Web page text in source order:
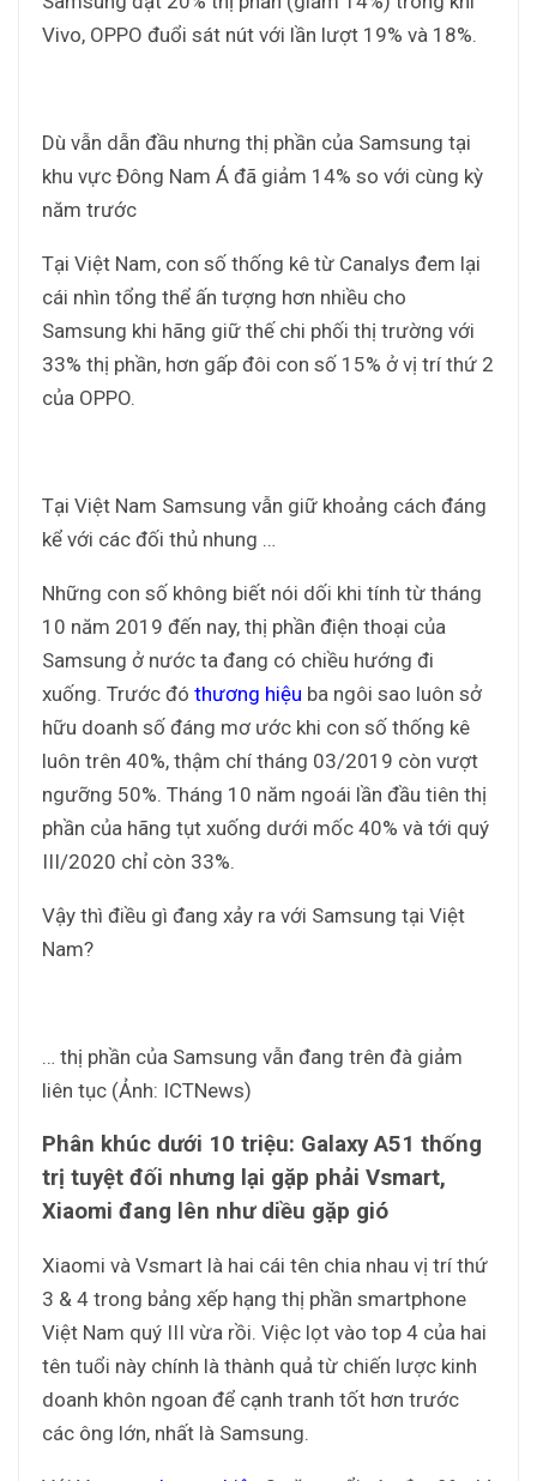
Vivo, OPPO đuổi sát nút với lần lượt 19% và 18%.
Dù vẫn dẫn đầu nhưng thị phần của Samsung tại
khu vực Đông Nam Á đã giảm 14% so với cùng kỳ
năm trước
Tại Việt Nam, con số thống kê từ Canalys đem lại
cái nhìn tổng thể ấn tượng hơn nhiều cho
Samsung khi hãng giữ thế chi phối thị trường với
33% thị phần, hơn gấp đôi con số 15% ở vị trí thứ 2
của OPPO.
Tại Việt Nam Samsung vẫn giữ khoảng cách đáng
kể với các đối thủ nhung …
Những con số không biết nói dối khi tính từ tháng
10 năm 2019 đến nay, thị phần điện thoại của
Samsung ở nước ta đang có chiều hướng đi
xuống. Trước đó thương hiệu ba ngôi sao luôn sở
hữu doanh số đáng mơ ước khi con số thống kê
luôn trên 40%, thậm chí tháng 03/2019 còn vượt
ngưỡng 50%. Tháng 10 năm ngoái lần đầu tiên thị
phần của hãng tụt xuống dưới mốc 40% và tới quý
III/2020 chỉ còn 33%.
Vậy thì điều gì đang xảy ra với Samsung tại Việt
Nam?
… thị phần của Samsung vẫn đang trên đà giảm
liên tục (Ảnh: ICTNews)
Phân khúc dưới 10 triệu: Galaxy A51 thống
trị tuyệt đối nhưng lại gặp phải Vsmart,
Xiaomi đang lên như diều gặp gió
Xiaomi và Vsmart là hai cái tên chia nhau vị trí thứ
3 & 4 trong bảng xếp hạng thị phần smartphone
Việt Nam quý III vừa rồi. Việc lọt vào top 4 của hai
tên tuổi này chính là thành quả từ chiến lược kinh
doanh khôn ngoan để cạnh tranh tốt hơn trước
các ông lớn, nhất là Samsung.